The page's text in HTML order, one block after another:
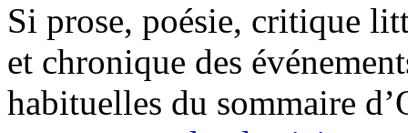
Si prose, poésie, critique
et chronique des
habituelles du sommaire